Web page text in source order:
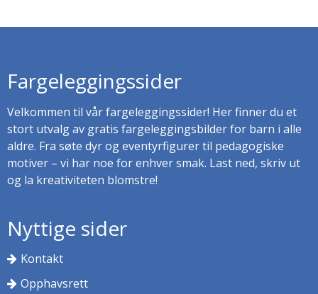
Fargeleggingssider
Velkommen til vår fargeleggingssider! Her finner du et
stort utvalg av gratis fargeleggingsbilder for barn i alle
aldre. Fra søte dyr og eventyrfigurer til pedagogiske
motiver – vi har noe for enhver smak. Last ned, skriv ut
og la kreativiteten blomstre!
Nyttige sider
Kontakt
Opphavsrett